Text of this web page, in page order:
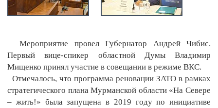
Мероприятие провел Губернатор Андрей Чибис.
Первый вице-спикер областной Думы Владимир
Мищенко принял участие в совещании в режиме ВКС.
Отмечалось, что программа реновации ЗАТО в рамках
стратегического плана Мурманской области «На Севере
– жить!» была запущена в 2019 году по инициативе